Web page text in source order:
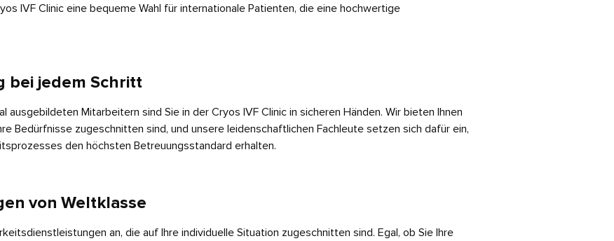
IVF Clinic eine bequeme Wahl für internationale Patienten, die eine hochwertige
bei jedem Schritt
ausgebildeten Mitarbeitern sind Sie in der Cryos IVF Clinic in sicheren Händen. Wir bieten Ihnen
Bedürfnisse zugeschnitten sind, und unsere leidenschaftlichen Fachleute setzen sich dafür ein,
den höchsten Betreuungsstandard erhalten.
von Weltklasse
an, die auf Ihre individuelle Situation zugeschnitten sind. Egal, ob Sie Ihre